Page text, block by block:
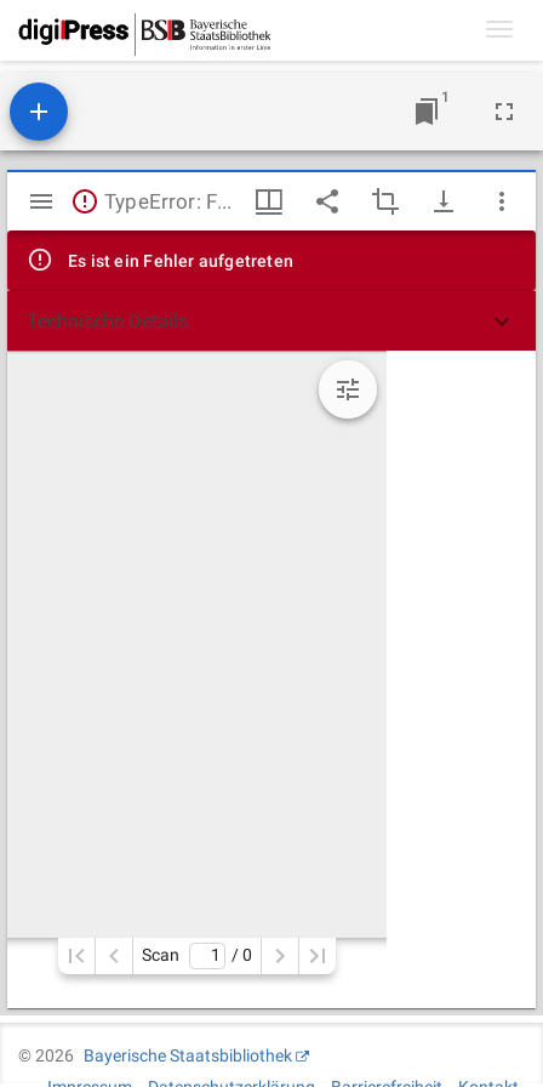
1
Mirador
Viewer
TypeError: Failed to fetch
Es ist ein Fehler aufgetreten
Technische Details
Scan / 0
©2026
Bayerische Staatsbibliothek